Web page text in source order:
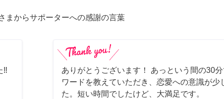
まからサポーターへの感謝の言葉
‼️
ありがとうございます！ あっという間の30
ワードを教えていただき、恋愛への意識が少
た。短い時間でしたけど、大満足です。